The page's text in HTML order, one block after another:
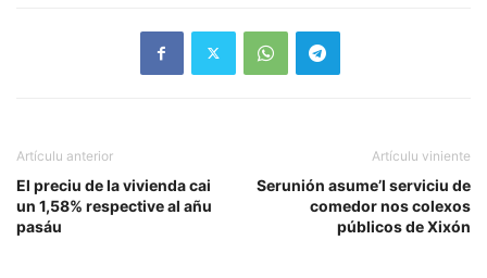
Artículu anterior
El preciu de la vivienda cai
un 1,58% respective al añu
pasáu
Artículu viniente
Serunión asume’l serviciu de
comedor nos colexos
públicos de Xixón